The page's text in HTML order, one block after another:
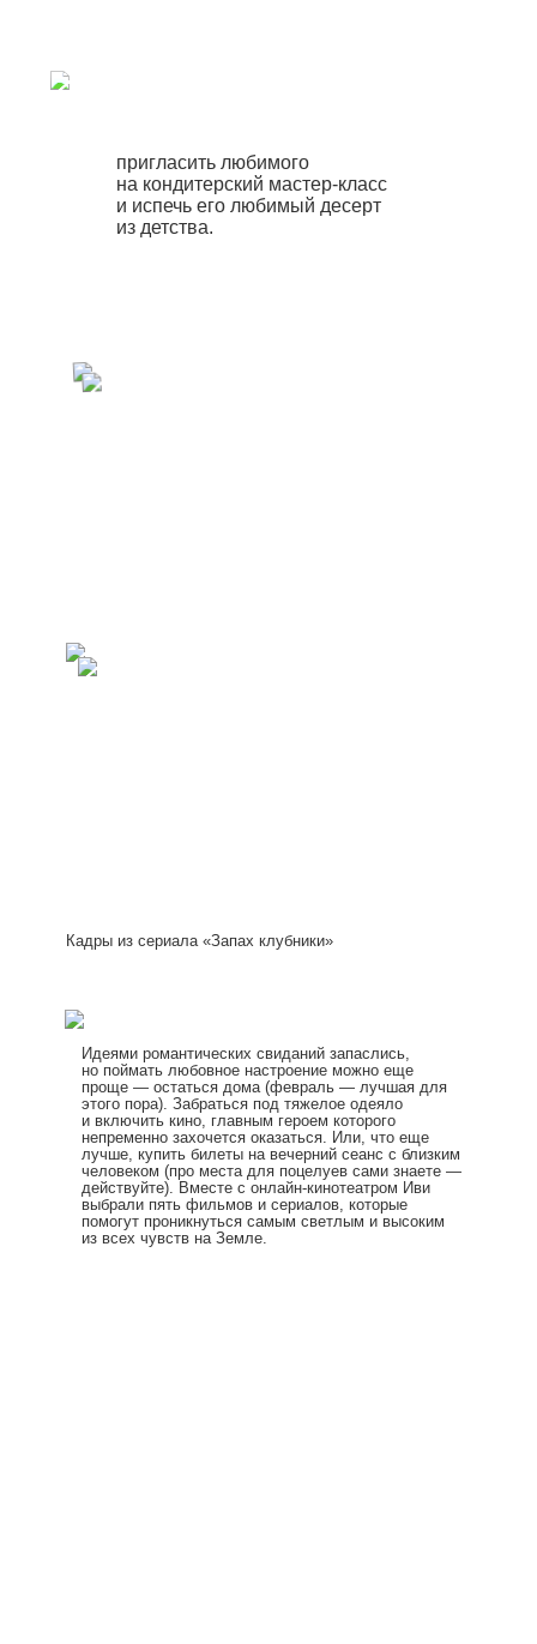
пригласить любимого
на кондитерский мастер-класс
и испечь его любимый десерт
из детства.
Кадры из сериала «Запах клубники»
Идеями романтических свиданий запаслись,
но поймать любовное настроение можно еще
проще — остаться дома (февраль — лучшая для
этого пора). Забраться под тяжелое одеяло
и включить кино, главным героем которого
непременно захочется оказаться. Или, что еще
лучше, купить билеты на вечерний сеанс с близким
человеком (про места для поцелуев сами знаете —
действуйте). Вместе с онлайн-кинотеатром Иви
выбрали пять фильмов и сериалов, которые
помогут проникнуться самым светлым и высоким
из всех чувств на Земле.